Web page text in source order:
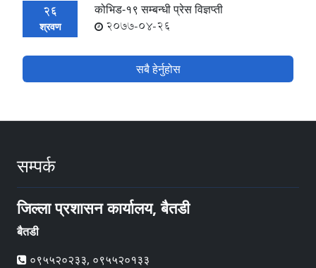
26
श्रवण
कोभिड-१९ सम्बन्धी प्रेस विज्ञप्ती
2077-04-26
सबै हेर्नुहोस
सम्पर्क
जिल्ला प्रशासन कार्यालय, बैतडी
बैतडी
०९५५२०२३३, ०९५५२०१३३